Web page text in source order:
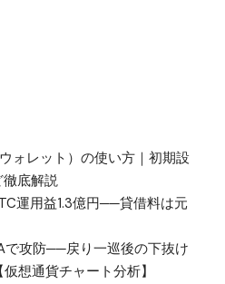
ォレット）の使い方｜初期設
底解説
運用益1.3億円──貸借料は元
で攻防──戻り一巡後の下抜け
想通貨チャート分析】